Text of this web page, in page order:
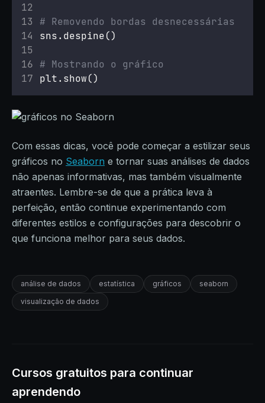
# Removendo bordas desnecessárias
sns.despine()
# Mostrando o gráfico
plt.show()
Com essas dicas, você pode começar a estilizar seus
gráficos no Seaborn e tornar suas análises de dados
não apenas informativas, mas também visualmente
atraentes. Lembre-se de que a prática leva à
perfeição, então continue experimentando com
diferentes estilos e configurações para descobrir o
que funciona melhor para seus dados.
análise de dados estatística gráficos
seaborn
visualização de dados
Cursos gratuitos para continuar
aprendendo